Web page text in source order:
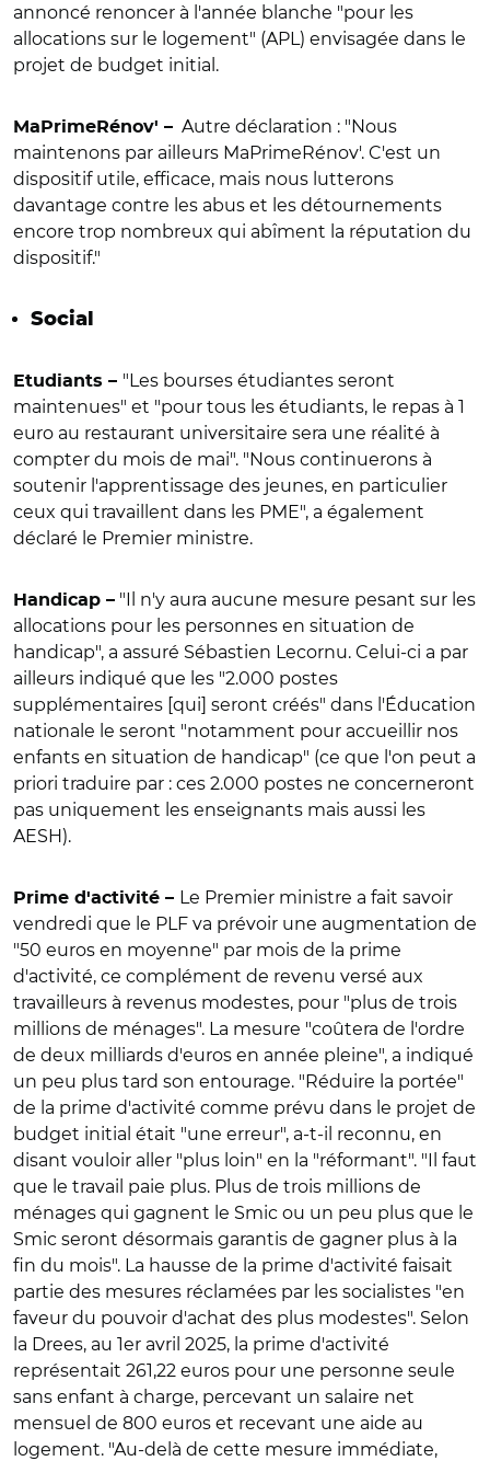
annoncé renoncer à l'année blanche "pour les
allocations sur le logement" (APL) envisagée dans le
projet de budget initial.
MaPrimeRénov' – Autre déclaration : "Nous
maintenons par ailleurs MaPrimeRénov'. C'est un
dispositif utile, efficace, mais nous lutterons
davantage contre les abus et les détournements
encore trop nombreux qui abîment la réputation du
dispositif."
Social
Etudiants – "Les bourses étudiantes seront
maintenues" et "pour tous les étudiants, le repas à 1
euro au restaurant universitaire sera une réalité à
compter du mois de mai". "Nous continuerons à
soutenir l'apprentissage des jeunes, en particulier
ceux qui travaillent dans les PME", a également
déclaré le Premier ministre.
Handicap – "Il n'y aura aucune mesure pesant sur les
allocations pour les personnes en situation de
handicap", a assuré Sébastien Lecornu. Celui-ci a par
ailleurs indiqué que les "2.000 postes
supplémentaires [qui] seront créés" dans l'Éducation
nationale le seront "notamment pour accueillir nos
enfants en situation de handicap" (ce que l'on peut a
priori traduire par : ces 2.000 postes ne concerneront
pas uniquement les enseignants mais aussi les
AESH).
Prime d'activité – Le Premier ministre a fait savoir
vendredi que le PLF va prévoir une augmentation de
"50 euros en moyenne" par mois de la prime
d'activité, ce complément de revenu versé aux
travailleurs à revenus modestes, pour "plus de trois
millions de ménages". La mesure "coûtera de l'ordre
de deux milliards d'euros en année pleine", a indiqué
un peu plus tard son entourage. "Réduire la portée"
de la prime d'activité comme prévu dans le projet de
budget initial était "une erreur", a-t-il reconnu, en
disant vouloir aller "plus loin" en la "réformant". "Il faut
que le travail paie plus. Plus de trois millions de
ménages qui gagnent le Smic ou un peu plus que le
Smic seront désormais garantis de gagner plus à la
fin du mois". La hausse de la prime d'activité faisait
partie des mesures réclamées par les socialistes "en
faveur du pouvoir d'achat des plus modestes". Selon
la Drees, au 1er avril 2025, la prime d'activité
représentait 261,22 euros pour une personne seule
sans enfant à charge, percevant un salaire net
mensuel de 800 euros et recevant une aide au
logement. "Au-delà de cette mesure immédiate,